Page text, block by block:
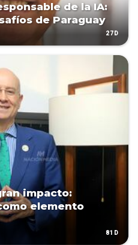
de la IA:
de Paraguay
27D
impacto:
elemento
81D